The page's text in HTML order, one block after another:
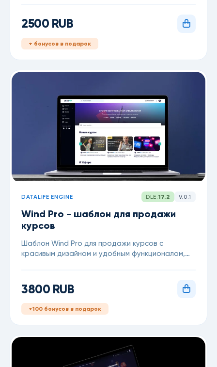
2500 RUB
+ бонусов в подарок
DATALIFE ENGINE DLE:17.2 V.0.1
Wind Pro - шаблон для продажи
курсов
Шаблон Wind Pro для продажи курсов с
красивым дизайном и удобным функционалом,
3800 RUB
+100 бонусов в подарок